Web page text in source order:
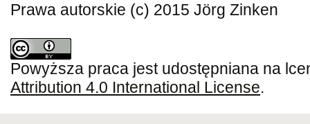
Prawa autorskie (c) 2015 Jörg Zinken
Powyższa praca jest udostępniana na
Attribution 4.0 International License.